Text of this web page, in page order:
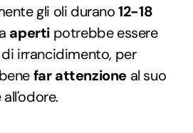
gli oli durano12-18
aperti potrebbe essere
irrancidimento, per
far attenzione al suo